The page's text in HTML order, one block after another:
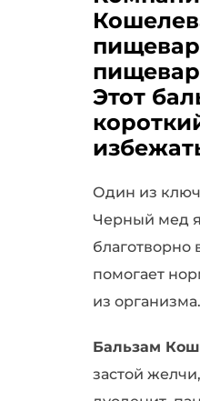
Этот
Один из
Черный мед
помогает
из организма.
Бальзам
застой